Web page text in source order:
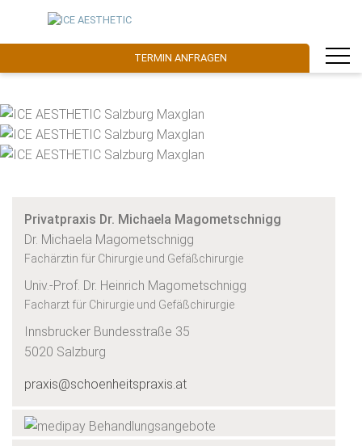
TERMIN ANFRAGEN
Privatpraxis Dr. Michaela Magometschnigg
Dr. Michaela Magometschnigg
Fachärztin für Chirurgie und Gefäßchirurgie
Univ.-Prof. Dr. Heinrich Magometschnigg
Facharzt für Chirurgie und Gefäßchirurgie
Innsbrucker Bundesstraße 35
5020 Salzburg
praxis@schoenheitspraxis.at
Behandlungsangebote